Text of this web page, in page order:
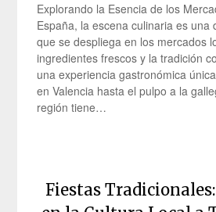
Explorando la Esencia de los
España, la escena culinaria es una
que se despliega en los mercados
ingredientes frescos y la tradición
una experiencia gastronómica
en Valencia hasta el pulpo a la
región tiene…
Fiestas